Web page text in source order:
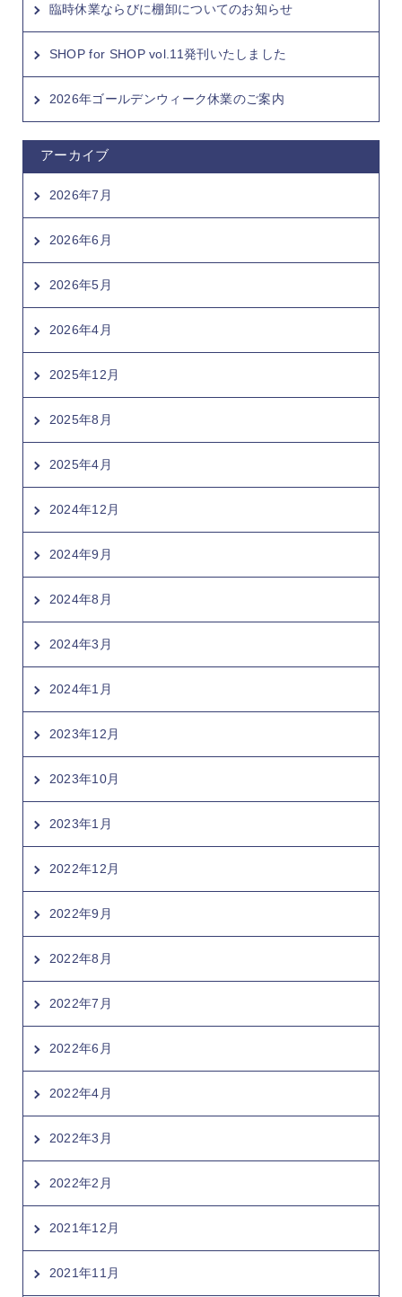
臨時休業ならびに棚卸についてのお知らせ
SHOP for SHOP vol.11発刊いたしました
2026年ゴールデンウィーク休業のご案内
アーカイブ
2026年7月
2026年6月
2026年5月
2026年4月
2025年12月
2025年8月
2025年4月
2024年12月
2024年9月
2024年8月
2024年3月
2024年1月
2023年12月
2023年10月
2023年1月
2022年12月
2022年9月
2022年8月
2022年7月
2022年6月
2022年4月
2022年3月
2022年2月
2021年12月
2021年11月